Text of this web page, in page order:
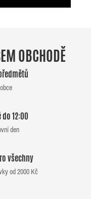
OBCHODĚ
12:00
den
všechny
od 2000 Kč